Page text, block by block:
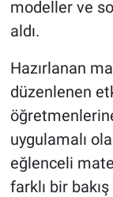
modeller ve
aldı.
Hazırlanan
düzenlenen
uygulamalı
eğlenceli
farklı bir